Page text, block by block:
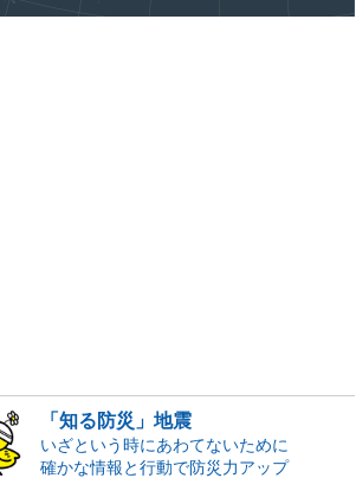
「知る防災」地震
いざという時にあわてないために
確かな情報と行動で防災力アップ